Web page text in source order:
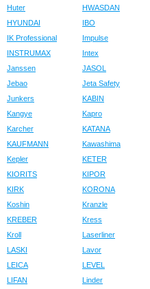
Huter
HWASDAN
HYUNDAI
IBO
IK Professional
Impulse
INSTRUMAX
Intex
Janssen
JASOL
Jebao
Jeta Safety
Junkers
KABIN
Kangye
Kapro
Karcher
KATANA
KAUFMANN
Kawashima
Kepler
KETER
KIORITS
KIPOR
KIRK
KORONA
Koshin
Kranzle
KREBER
Kress
Kroll
Laserliner
LASKI
Lavor
LEICA
LEVEL
LIFAN
Linder